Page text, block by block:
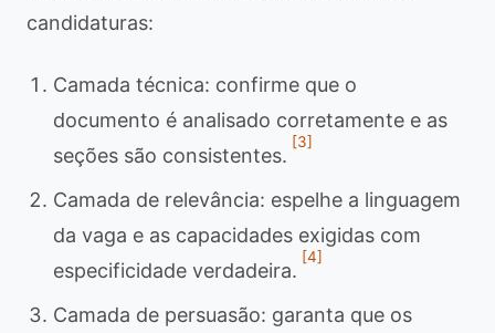
candidaturas:
Camada técnica: confirme que o
documento é analisado corretamente e as
seções são consistentes.
[3]
Camada de relevância: espelhe a linguagem
da vaga e as capacidades exigidas com
especificidade verdadeira.
[4]
Camada de persuasão: garanta que os